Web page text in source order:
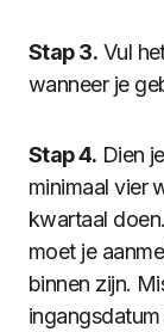
Stap 3. Vul
wanneer je
Stap 4. Dien
minimaal vier
kwartaal
moet je
binnen zijn.